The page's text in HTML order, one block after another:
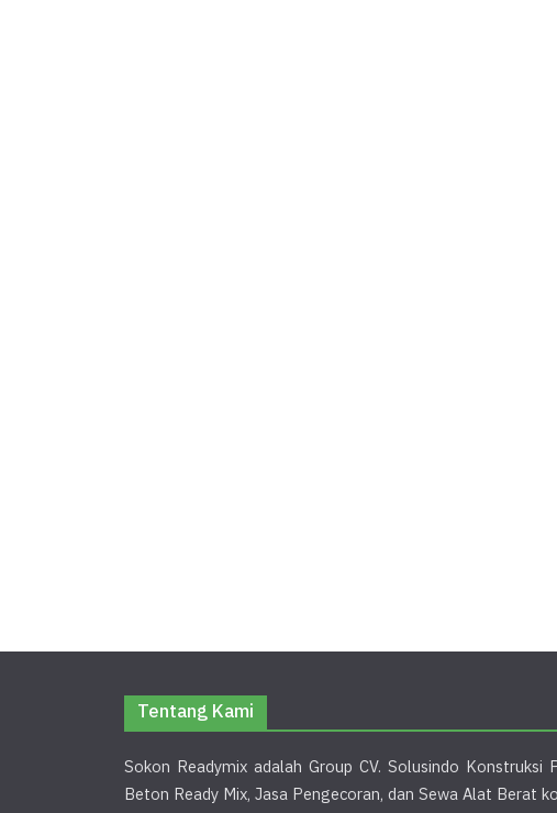
Tentang Kami
Sokon Readymix adalah Group CV. Solusindo Konstruksi
Beton Ready Mix, Jasa Pengecoran, dan Sewa Alat Berat